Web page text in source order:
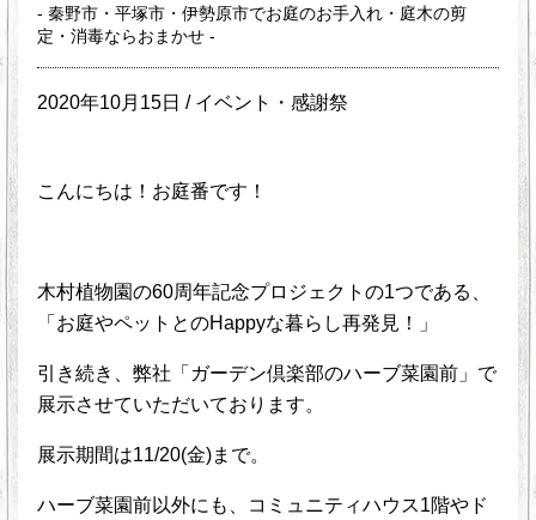
- 秦野市・平塚市・伊勢原市でお庭のお手入れ・庭木の剪
定・消毒ならおまかせ -
2020年10月15日 / イベント・感謝祭
こんにちは！お庭番です！
木村植物園の60周年記念プロジェクトの1つである、
「お庭やペットとのHappyな暮らし再発見！」
引き続き、弊社「ガーデン倶楽部のハーブ菜園前」で
展示させていただいております。
展示期間は11/20(金)まで。
ハーブ菜園前以外にも、コミュニティハウス1階やド